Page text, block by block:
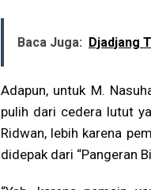
Baca Juga: Djadjang
Adapun, untuk M.
pulih dari cedera lutut
Ridwan, lebih karena
didepak dari “Pangeran